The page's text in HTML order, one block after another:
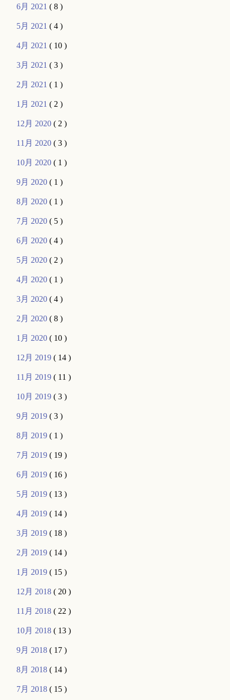
6月 2021( 8 )
5月 2021( 4 )
4月 2021( 10 )
3月 2021( 3 )
2月 2021( 1 )
1月 2021( 2 )
12月 2020( 2 )
11月 2020( 3 )
10月 2020( 1 )
9月 2020( 1 )
8月 2020( 1 )
7月 2020( 5 )
6月 2020( 4 )
5月 2020( 2 )
4月 2020( 1 )
3月 2020( 4 )
2月 2020( 8 )
1月 2020( 10 )
12月 2019( 14 )
11月 2019( 11 )
10月 2019( 3 )
9月 2019( 3 )
8月 2019( 1 )
7月 2019( 19 )
6月 2019( 16 )
5月 2019( 13 )
4月 2019( 14 )
3月 2019( 18 )
2月 2019( 14 )
1月 2019( 15 )
12月 2018( 20 )
11月 2018( 22 )
10月 2018( 13 )
9月 2018( 17 )
8月 2018( 14 )
7月 2018( 15 )